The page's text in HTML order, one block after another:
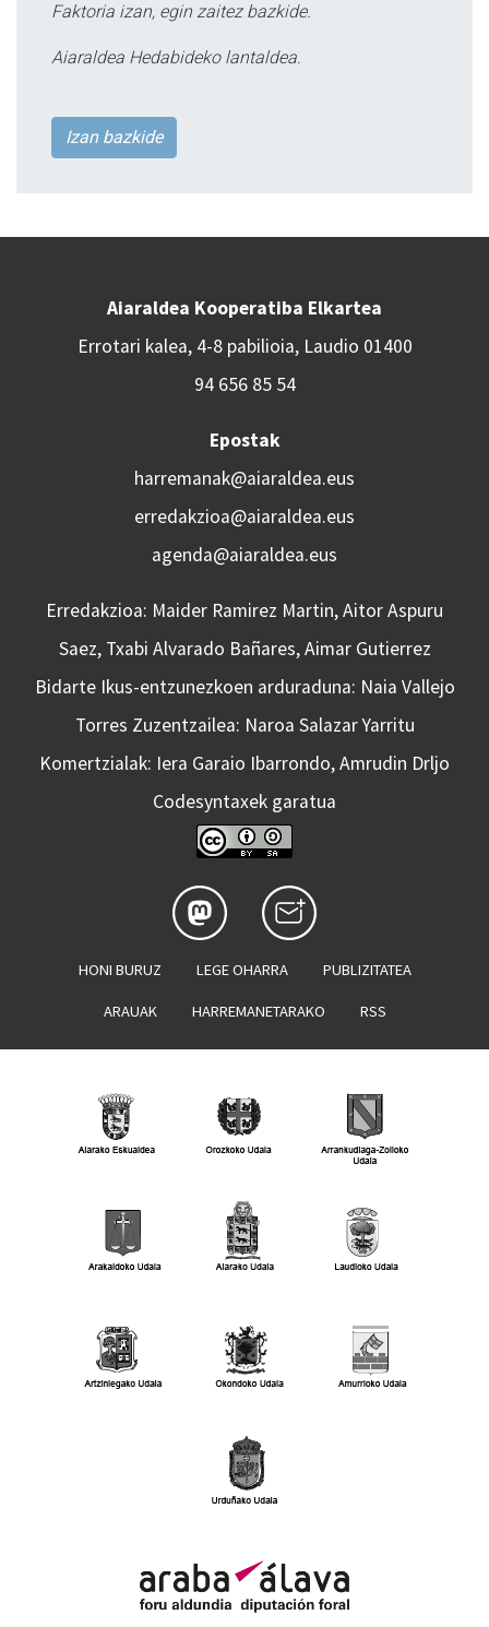
Faktoria izan, egin zaitez bazkide.
Aiaraldea Hedabideko lantaldea.
Izan bazkide
Aiaraldea Kooperatiba Elkartea
Errotari kalea, 4-8 pabilioia, Laudio 01400
94 656 85 54
Epostak
harremanak@aiaraldea.eus
erredakzioa@aiaraldea.eus
agenda@aiaraldea.eus
Erredakzioa: Maider Ramirez Martin, Aitor Aspuru
Saez, Txabi Alvarado Bañares, Aimar Gutierrez
Bidarte Ikus-entzunezkoen arduraduna: Naia Vallejo
Torres Zuzentzailea: Naroa Salazar Yarritu
Komertzialak: Iera Garaio Ibarrondo, Amrudin Drljo
Codesyntaxek garatua
HONI BURUZ LEGE OHARRA PUBLIZITATEA
ARAUAK HARREMANETARAKO RSS